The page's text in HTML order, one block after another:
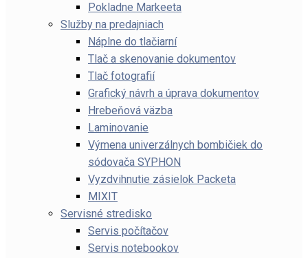
Pokladne Markeeta
Služby na predajniach
Náplne do tlačiarní
Tlač a skenovanie dokumentov
Tlač fotografií
Grafický návrh a úprava dokumentov
Hrebeňová väzba
Laminovanie
Výmena univerzálnych bombičiek do
sódovača SYPHON
Vyzdvihnutie zásielok Packeta
MIXIT
Servisné stredisko
Servis počítačov
Servis notebookov